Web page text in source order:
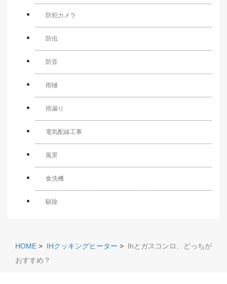
防犯カメラ
防虫
防音
雨樋
雨漏り
電気配線工事
風景
食洗機
駆除
HOME > IHクッキングヒーター > Ihとガスコンロ、どっちが
おすすめ？